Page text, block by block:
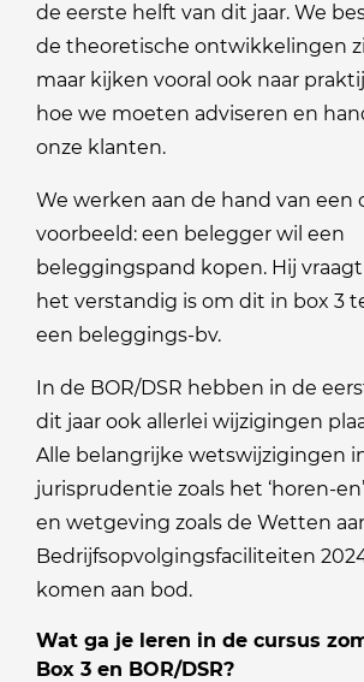
de eerste helft van dit jaar. We
de theoretische ontwikkelingen
maar kijken vooral ook naar
hoe we moeten adviseren en
onze klanten.
We werken aan de hand van een
voorbeeld: een belegger wil een
beleggingspand kopen. Hij
het verstandig is om dit in box 3
een beleggings-bv.
In de BOR/DSR hebben in de
dit jaar ook allerlei wijzigingen
Alle belangrijke wetswijzigingen
jurisprudentie zoals het ‘horen-
en wetgeving zoals de Wetten
Bedrijfsopvolgingsfaciliteiten
komen aan bod.
Wat ga je leren in de cursus
Box 3 en BOR/DSR?